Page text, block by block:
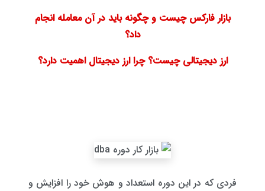
بازار فارکس چیست و چگونه باید در آن معامله انجام
داد؟
ارز دیجیتالی چیست؟ چرا ارز دیجیتال اهمیت دارد؟
فردی که در این دوره استعداد و هوش خود را افزایش و